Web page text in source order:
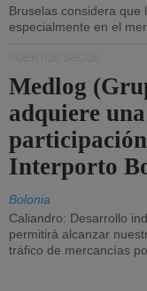
Bruselas considera
especialmente en el
Medlog
adquiere una
Interporto
Bolonia
Caliandro: Desarrollo
permitirá alcanzar
tráfico de mercancías